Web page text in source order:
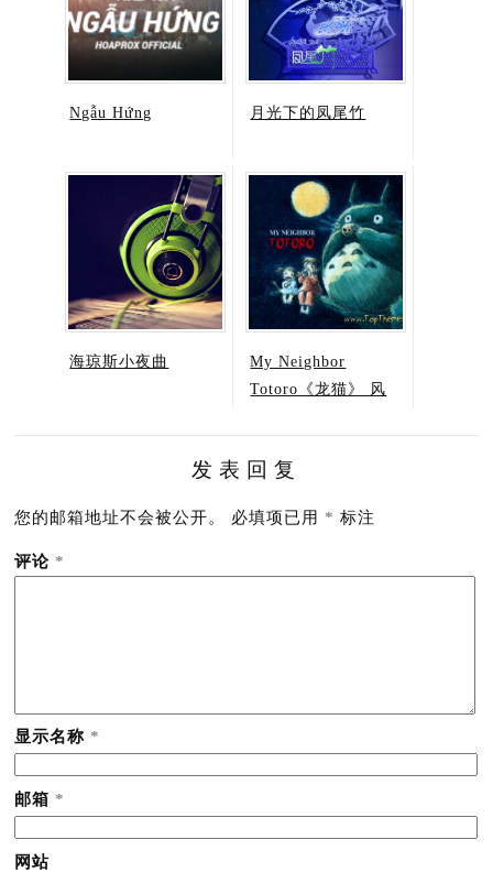
Ngẫu Hứng 月光下的凤尾竹
海琼斯小夜曲
My Neighbor
Totoro《龙猫》 风
发表回复
您的邮箱地址不会被公开。 必填项已用 * 标注
评论 *
显示名称 *
邮箱 *
网站